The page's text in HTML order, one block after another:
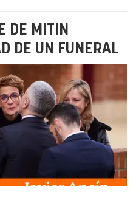
DE MITIN
DE UN FUNERAL